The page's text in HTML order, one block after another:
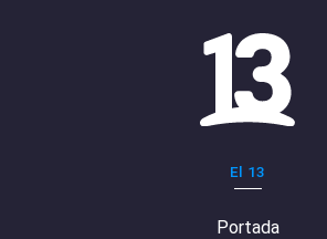
El 13
Portada